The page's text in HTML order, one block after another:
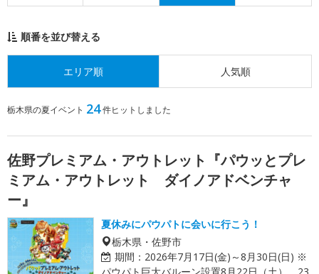
順番を並び替える
エリア順 人気順
栃木県の夏イベント 24件ヒットしました
佐野プレミアム・アウトレット『パウッとプレ
ミアム・アウトレット ダイノアドベンチャ
ー』
夏休みにパウパトに会いに行こう！
栃木県・佐野市
期間： 2026年7月17日(金)～8月30日(日) ※
パウパト巨大バルーン設置8月22日（土）、23